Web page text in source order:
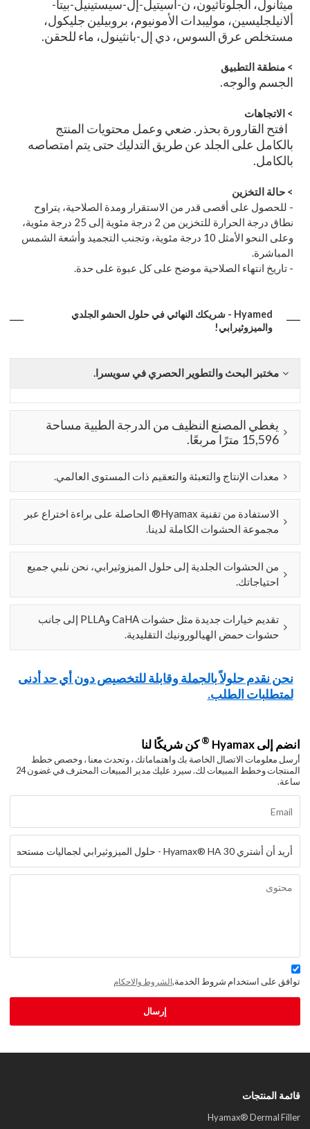
ميثانول، الجلوتاثيون، ن-أسيتيل-إل-سيستينيل-بيتا-
ألانيلجليسين، موليبدات الأمونيوم، بروبيلين جليكول،
مستخلص عرق السوس، دي إل-بانثينول، ماء للحقن.
> منطقة التطبيق
الجسم والوجه.
> الاتجاهات
افتح القارورة بحذر. ضعي وعمل محتويات المنتج
بالكامل على الجلد عن طريق التدليك حتى يتم امتصاصه
بالكامل.
> حالة التخزين
- للحصول على أقصى قدر من الاستقرار ومدة الصلاحية، يتراوح
نطاق درجة الحرارة للتخزين من 2 درجة مئوية إلى 25 درجة مئوية،
وعلى النحو الأمثل 10 درجة مئوية، وتجنب التجميد وأشعة الشمس
المباشرة.
- تاريخ انتهاء الصلاحية موضح على كل عبوة على حدة.
Hyamed - شريكك النهائي في حلول الحشو الجلدي
والميزوثيرابي!
مختبر البحث والتطوير الحصري في سويسرا.
يغطي المصنع النظيف من الدرجة الطبية مساحة
15,596 مترًا مربعًا.
معدات الإنتاج والتعبئة والتعقيم ذات المستوى العالمي.
الاستفادة من تقنية Hyamax® الحاصلة على براءة اختراع عبر
مجموعة الحشوات الكاملة لدينا.
من الحشوات الجلدية إلى حلول الميزوثيرابي، نحن نلبي جميع
احتياجاتك.
تقديم خيارات جديدة مثل حشوات CaHA وPLLA إلى جانب
حشوات حمض الهيالورونيك التقليدية.
نحن نقدم حلولاً بالجملة وقابلة للتخصيص دون أي حد أدنى
لمتطلبات الطلب.
انضم إلى Hyamax ®كن شريكًا لنا
أرسل معلومات الاتصال الخاصة بك واهتماماتك ، وتحدث معنا ، وخصص خطط
المنتجات وخطط المبيعات لك. سيرد عليك مدير المبيعات المحترف في غضون 24
ساعة.
توافق على استخدام شروط الخدمة,الشروط والاحكام
إرسال
قائمة المنتجات
Hyamax® Dermal Filler